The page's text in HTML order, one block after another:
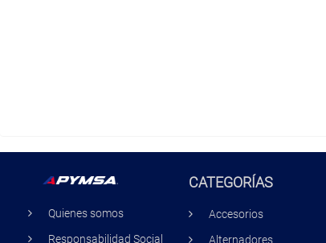
Quienes somos
Responsabilidad Social
CATEGORÍAS
Accesorios
Alternadores